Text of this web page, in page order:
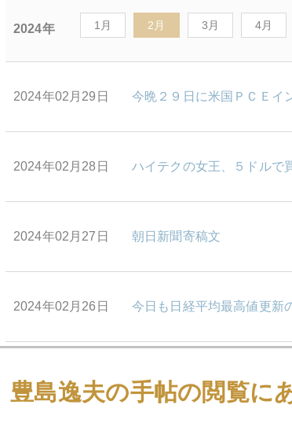
2024年 1月 2月 3月 4月
2024年02月29日 今晩２９日に米国ＰＣＥイ
2024年02月28日 ハイテクの女王、５ドルで
2024年02月27日 朝日新聞寄稿文
2024年02月26日 今日も日経平均最高値更新
エヌビディア祭り
豊島逸夫の手帖の閲覧に